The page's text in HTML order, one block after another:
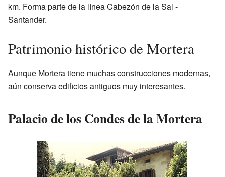
km. Forma parte de la línea Cabezón de la Sal -
Santander.
Patrimonio histórico de Mortera
Aunque Mortera tiene muchas construcciones modernas,
aún conserva edificios antiguos muy interesantes.
Palacio de los Condes de la Mortera